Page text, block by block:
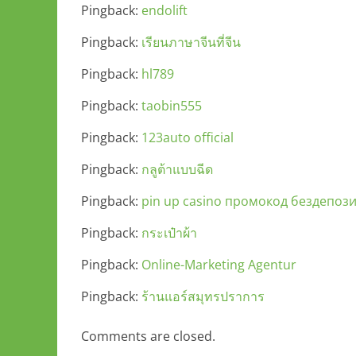
Pingback: endolift
Pingback: เรียนภาษาจีนที่จีน
Pingback: hl789
Pingback: taobin555
Pingback: 123auto official
Pingback: กลูต้าแบบฉีด
Pingback: pin up casino промокод
Pingback: กระเป๋าผ้า
Pingback: Online-Marketing Agentur
Pingback: ร้านแอร์สมุทรปราการ
Comments are closed.